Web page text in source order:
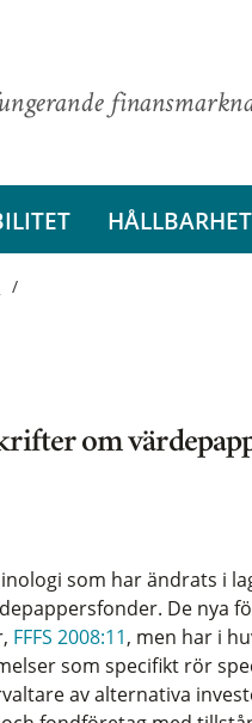
HÅLLBARHET
om
som har ändrats i
De nya
FFFS 2008:11, men har i
som specifikt rör
av alternativa